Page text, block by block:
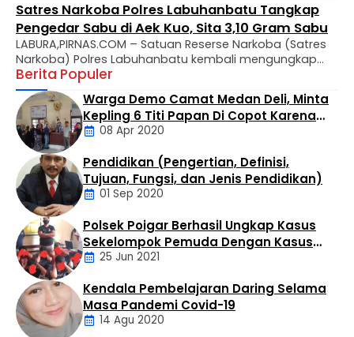
Satres Narkoba Polres Labuhanbatu Tangkap
Pengedar Sabu di Aek Kuo, Sita 3,10 Gram Sabu
LABURA,PIRNAS.COM – Satuan Reserse Narkoba (Satres
Narkoba) Polres Labuhanbatu kembali mengungkap
kasus peredaran narkotika jenis sabu di wilayah
hukumnya. Seorang pria berinisial MTS alias Tebe (34)
berhasil diamankan dalam operasi yang digelar di
Kelurahan Bandar Selamat, Kecamatan Aek Kuo,
Kabupaten Labuhanbatu Utara, Selasa (4/8/2026)
sekitar pukul 14.30 WIB. Penangkapan dilakukan oleh Tim
Opsnal Satres Narkoba …
Berita Populer
Daerah
Warga Demo Camat Medan Deli, Minta
Kepling 6 Titi Papan Di Copot Karena
Tak Perduli Sama Warganya
08 Apr 2020
Artikel
Pendidikan (Pengertian, Definisi,
Tujuan, Fungsi, dan Jenis Pendidikan)
01 Sep 2020
Daerah
Polsek Poigar Berhasil Ungkap Kasus
Sekelompok Pemuda Dengan Kasus
Pencabulan
25 Jun 2021
Kendala Pembelajaran Daring Selama
Masa Pandemi Covid-19
14 Agu 2020